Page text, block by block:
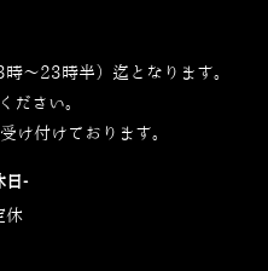
～23時半）迄となります。
ださい。
け付けております。
‐
休